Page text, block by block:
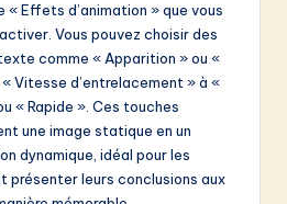
« Effets d’animation » que vous
Vous pouvez choisir des
comme « Apparition » ou «
Vitesse d’entrelacement » à «
« Rapide ». Ces touches
une image statique en un
dynamique, idéal pour les
présenter leurs conclusions aux